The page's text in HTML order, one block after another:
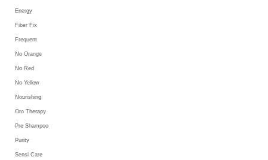
Energy
Fiber Fix
Frequent
No Orange
No Red
No Yellow
Nourishing
Oro Therapy
Pre Shampoo
Purity
Sensi Care